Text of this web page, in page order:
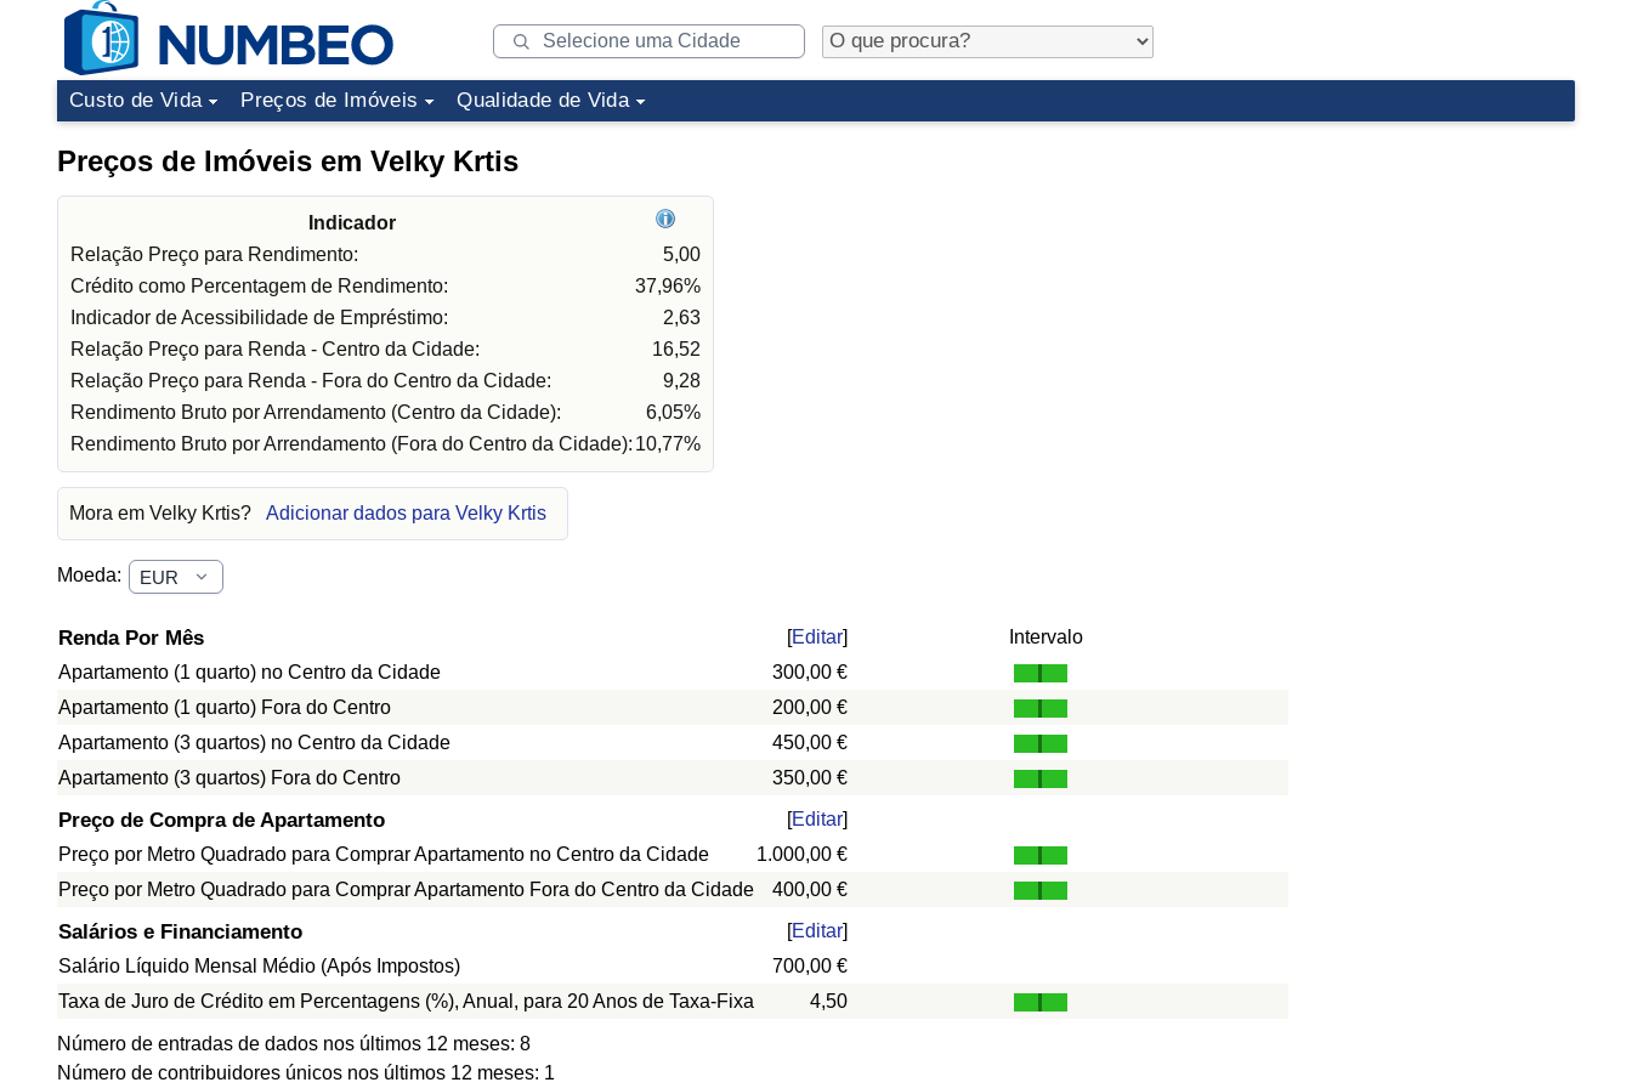
Custo de Vida Preços de Imóveis Qualidade de Vida
Preços de Imóveis em Velky Krtis
Indicador
Relação Preço para Rendimento:
5,00
Crédito como Percentagem de Rendimento:
37,96%
Indicador de Acessibilidade de Empréstimo:
2,63
Relação Preço para Renda - Centro da Cidade:
16,52
Relação Preço para Renda - Fora do Centro da Cidade:
9,28
Rendimento Bruto por Arrendamento (Centro da Cidade):
6,05%
Rendimento Bruto por Arrendamento (Fora do Centro da Cidade): 10,77%
Mora em Velky Krtis? Adicionar dados para Velky Krtis
Moeda:
Renda Por Mês [Editar]
Intervalo
Apartamento (1 quarto) no Centro da Cidade
300,00 €
Apartamento (1 quarto) Fora do Centro
200,00 €
Apartamento (3 quartos) no Centro da Cidade
450,00 €
Apartamento (3 quartos) Fora do Centro
350,00 €
Preço de Compra de Apartamento [Editar]
Preço por Metro Quadrado para Comprar Apartamento no Centro da Cidade
1.000,00 €
Preço por Metro Quadrado para Comprar Apartamento Fora do Centro da Cidade
400,00 €
Salários e Financiamento [Editar]
Salário Líquido Mensal Médio (Após Impostos)
700,00 €
Taxa de Juro de Crédito em Percentagens (%), Anual, para 20 Anos de Taxa-Fixa
4,50
Número de entradas de dados nos últimos 12 meses: 8
Número de contribuidores únicos nos últimos 12 meses: 1